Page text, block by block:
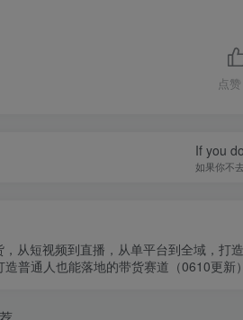
点赞
If you
如果你不
，从短视频到直播，从单平台到全域，打
普通人也能落地的带货赛道（0610更新）